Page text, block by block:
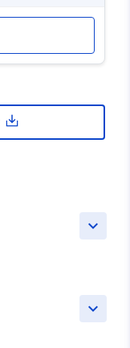
keyboard_arrow_down
keyboard_arrow_down